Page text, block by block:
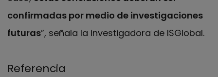
confirmadas por medio de investigaciones
futuras”, señala la investigadora de ISGlobal.
Referencia